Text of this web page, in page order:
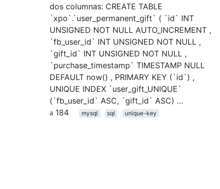
dos columnas: CREATE TABLE
`xpo`.`user_permanent_gift` ( `id` INT
UNSIGNED NOT NULL AUTO_INCREMENT ,
`fb_user_id` INT UNSIGNED NOT NULL ,
`gift_id` INT UNSIGNED NOT NULL ,
`purchase_timestamp` TIMESTAMP NULL
DEFAULT now() , PRIMARY KEY (`id`) ,
UNIQUE INDEX `user_gift_UNIQUE`
(`fb_user_id` ASC, `gift_id` ASC) …
184
mysql sql unique-key